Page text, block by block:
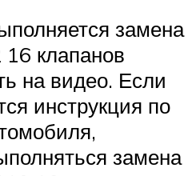
замена
клапанов
на видео. Если
инструкция по
замена